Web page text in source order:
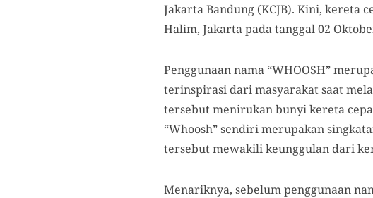
Jakarta Bandung (KCJB). Kini, kereta
Halim, Jakarta pada tanggal 02
Penggunaan nama “WHOOSH”
terinspirasi dari masyarakat saat
tersebut menirukan bunyi kereta
“Whoosh” sendiri merupakan
tersebut mewakili keunggulan dari
Menariknya, sebelum penggunaan